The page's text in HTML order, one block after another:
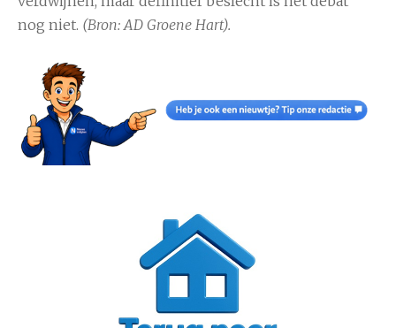
nog niet. (Bron: AD Groene Hart).